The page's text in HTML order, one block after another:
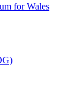
for Wales